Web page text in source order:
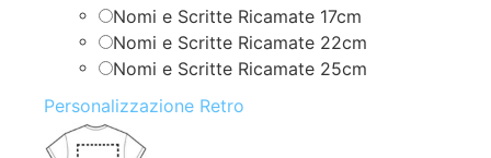
Nomi e Scritte Ricamate 17cm
Nomi e Scritte Ricamate 22cm
Nomi e Scritte Ricamate 25cm
Personalizzazione Retro